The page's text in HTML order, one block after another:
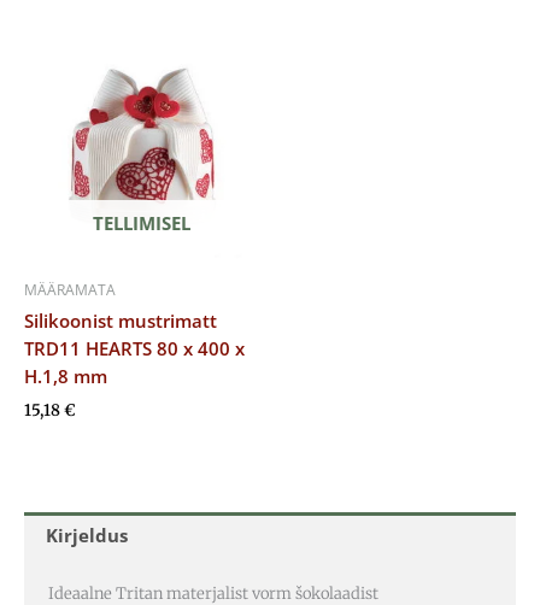
Kirjeldus
Ideaalne Tritan materjalist vorm šokolaadist
TELLIMISEL
MÄÄRAMATA
Silikoonist mustrimatt
TRD11 HEARTS 80 x 400 x
H.1,8 mm
15,18€